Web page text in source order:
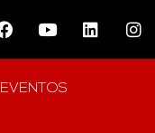
EVENTOS